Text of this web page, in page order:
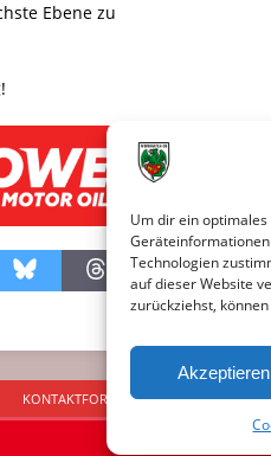
Um dir ein
Technologien
auf dieser Website
zurückziehst,
Akzeptieren
Ebene zu
KONTAKTFORMULAR